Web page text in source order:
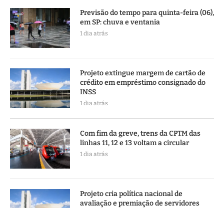
Previsão do tempo para quinta-feira (06),
em SP: chuva e ventania
1 dia atrás
Projeto extingue margem de cartão de
crédito em empréstimo consignado do
INSS
1 dia atrás
Com fim da greve, trens da CPTM das
linhas 11, 12 e 13 voltam a circular
1 dia atrás
Projeto cria política nacional de
avaliação e premiação de servidores